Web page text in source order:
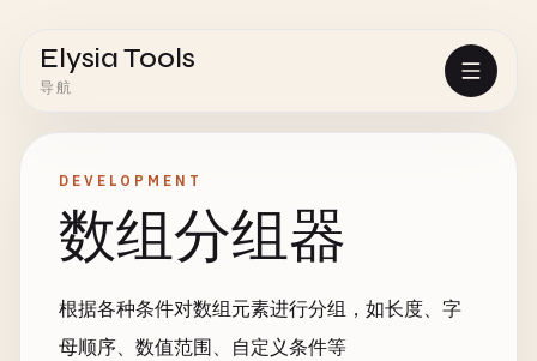
Elysia Tools
导航
DEVELOPMENT
数组分组器
根据各种条件对数组元素进行分组，如长度、字
母顺序、数值范围、自定义条件等